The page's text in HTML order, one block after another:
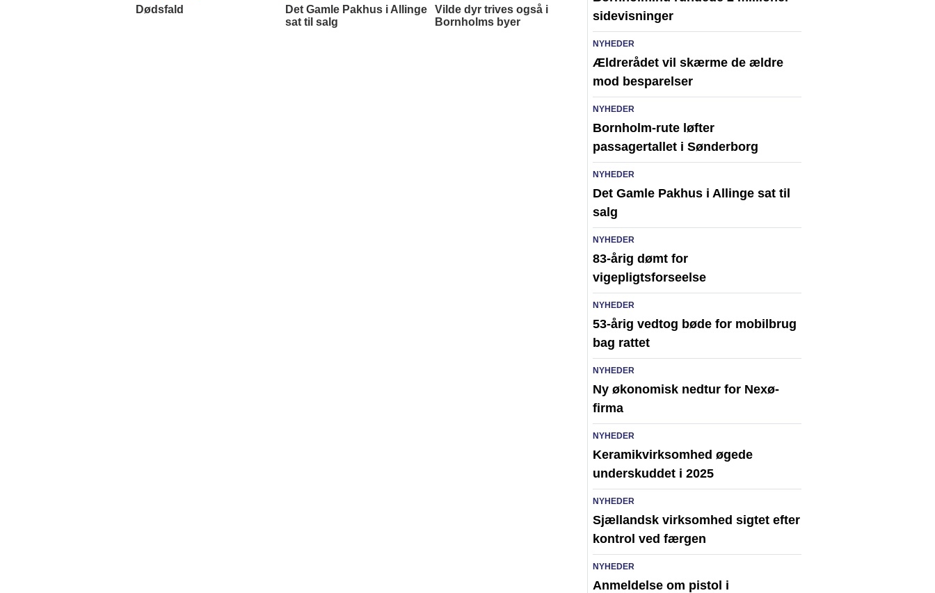
sidevisninger
NYHEDER
Ældrerådet vil skærme de ældre
mod besparelser
NYHEDER
Bornholm-rute løfter
passagertallet i Sønderborg
NYHEDER
Det Gamle Pakhus i Allinge sat til
salg
NYHEDER
83-årig dømt for
vigepligtsforseelse
NYHEDER
53-årig vedtog bøde for mobilbrug
bag rattet
NYHEDER
Ny økonomisk nedtur for Nexø-
firma
NYHEDER
Keramikvirksomhed øgede
underskuddet i 2025
NYHEDER
Sjællandsk virksomhed sigtet efter
kontrol ved færgen
NYHEDER
Anmeldelse om pistol i